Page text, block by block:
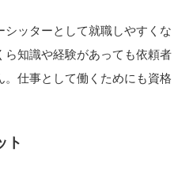
シッターとして就職しやすくな
ら知識や経験があっても依頼者
仕事として働くためにも資格
ト